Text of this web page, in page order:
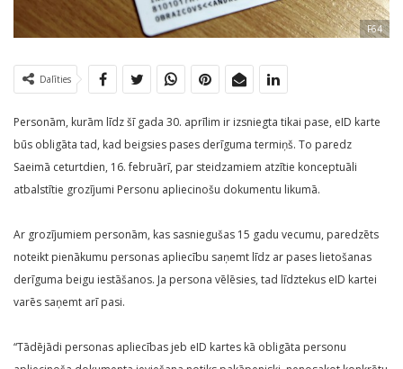
F64
Dalīties
Personām, kurām līdz šī gada 30. aprīlim ir izsniegta tikai pase, eID karte
būs obligāta tad, kad beigsies pases derīguma termiņš. To paredz
Saeimā ceturtdien, 16. februārī, par steidzamiem atzītie konceptuāli
atbalstītie grozījumi Personu apliecinošu dokumentu likumā.
Ar grozījumiem personām, kas sasniegušas 15 gadu vecumu, paredzēts
noteikt pienākumu personas apliecību saņemt līdz ar pases lietošanas
derīguma beigu iestāšanos. Ja persona vēlēsies, tad līdztekus eID kartei
varēs saņemt arī pasi.
“Tādējādi personas apliecības jeb eID kartes kā obligāta personu